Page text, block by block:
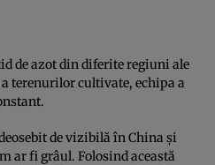
de azot din diferite regiuni ale
terenurilor cultivate, echipa a
de vizibilă în China și
ar fi grâul. Folosind această